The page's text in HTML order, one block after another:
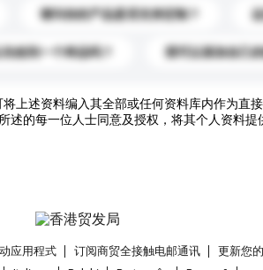
请问你的产品是否支持定制？
先收到一个样品吗？ 我可以添加自己
上述资料编入其全部或任何资料库内作为直
的每一位人士同意及授权，将其个人资料提
应用程式 订阅商贸全接触电邮通讯 更新您